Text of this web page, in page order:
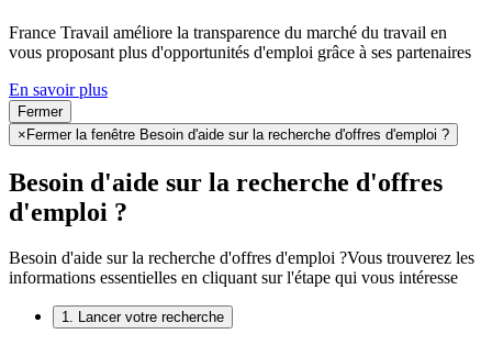
France Travail améliore la transparence du marché du travail en
vous proposant plus d'opportunités d'emploi grâce à ses partenaires
En savoir plus
Fermer
×Fermer la fenêtre Besoin d'aide sur la recherche d'offres d'emploi ?
Besoin d'aide sur la recherche d'offres
d'emploi ?
Besoin d'aide sur la recherche d'offres d'emploi ?Vous trouverez les
informations essentielles en cliquant sur l'étape qui vous intéresse
1. Lancer votre recherche